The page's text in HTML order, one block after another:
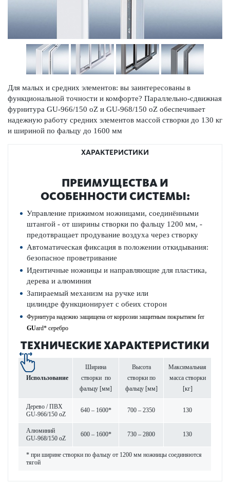
Для малых и средних элементов: вы заинтересованы в
функциональной точности и комфорте? Параллельно-сдвижная
фурнитура GU-966/150 oZ и GU-968/150 oZ обеспечивает
надежную работу средних элементов массой створки до 130 кг
и шириной по фальцу до 1600 мм
ХАРАКТЕРИСТИКИ
ПРЕИМУЩЕСТВА И
ОСОБЕННОСТИ СИСТЕМЫ:
Управление прижимом ножницами, соединёнными
штангой - от ширины створки по фальцу 1200 мм, -
предотвращает продувание воздуха через створку
Автоматическая фиксация в положении откидывания:
безопасное проветривание
Идентичные ножницы и направляющие для пластика,
дерева и алюминия
Запираемый механизм на ручке или
цилиндре функционирует с обеих сторон
Фурнитура надежно защищена от коррозии защитным покрытием fer­
GUard* серебро
ТЕХНИЧЕСКИЕ ХАРАКТЕРИСТИКИ
Использование
Ширина
створки по
фальцу [мм]
Высота
створки по
фальцу [мм]
Максимальная
масса створки
[кг]
Дерево / ПВХ
GU-966/150 oZ
640 – 1600* 700 – 2350 130
Алюминий
GU-968/150 oZ
600 – 1600* 730 – 2800 130
* при ширине створки по фальцу от 1200 мм ножницы соединяются
тягой